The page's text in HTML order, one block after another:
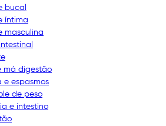
bucal
íntima
masculina
má digestão
e espasmos
de peso
e intestino